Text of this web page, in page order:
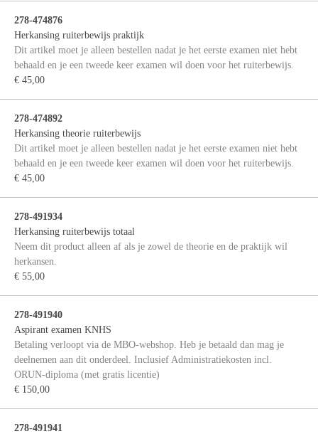
278-474876
Herkansing ruiterbewijs praktijk
Dit artikel moet je alleen bestellen nadat je het eerste examen niet hebt
behaald en je een tweede keer examen wil doen voor het ruiterbewijs.
€ 45,00
278-474892
Herkansing theorie ruiterbewijs
Dit artikel moet je alleen bestellen nadat je het eerste examen niet hebt
behaald en je een tweede keer examen wil doen voor het ruiterbewijs.
€ 45,00
278-491934
Herkansing ruiterbewijs totaal
Neem dit product alleen af als je zowel de theorie en de praktijk wil
herkansen.
€ 55,00
278-491940
Aspirant examen KNHS
Betaling verloopt via de MBO-webshop. Heb je betaald dan mag je
deelnemen aan dit onderdeel. Inclusief Administratiekosten incl.
ORUN-diploma (met gratis licentie)
€ 150,00
278-491941